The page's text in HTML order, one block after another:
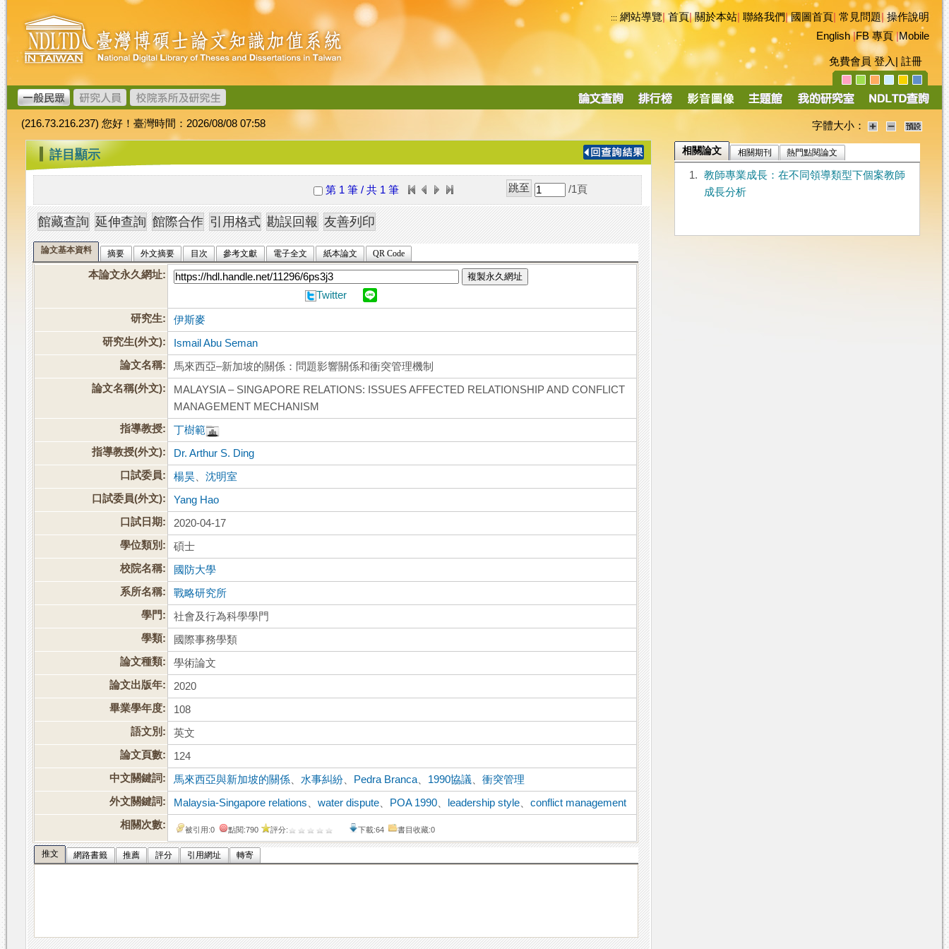
跳
到
主
要
內
容
臺
灣
博
碩
士
論
文
加
值
系
統
::: 網站導覽|首頁|關於本站 聯絡我們|國圖首頁 常見問題|操作說明
English|FB 專頁|Mobile
免費會員 登入 註冊
導
(216.73.216.237) 您好！臺灣時間：2026/08/08 07:58 字體大小：
::: 詳目顯示
第 1 筆 / 共 1 筆 /1 頁
論文基本資料 摘要 外文摘要 目次 參考文獻 電子全文 紙本論文 QR Code
本論文永久網址: 複製永久網址
Twitter
研究生:
伊斯麥
研究生(外文):
Ismail Abu Seman
論文名稱:
馬來西亞–新加坡的關係：問題影響關係和衝突管理機制
論文名稱(外文):
MALAYSIA – SINGAPORE RELATIONS: ISSUES AFFECTED RELATIONSHIP AND CONFLICT
MANAGEMENT MECHANISM
指導教授:
丁樹範
指導教授(外文):
Dr. Arthur S. Ding
口試委員:
楊昊 、沈明室
口試委員(外文):
Yang Hao
口試日期:
2020-04-17
學位類別:
碩士
校院名稱:
國防大學
系所名稱:
戰略研究所
學門:
社會及行為科學學門
學類:
國際事務學類
論文種類:
學術論文
論文出版年:
2020
畢業學年度:
108
語文別:
英文
論文頁數:
124
中文關鍵詞:
馬來西亞與新加坡的關係 水事糾紛 Pedra Branca 1990協議 、衝突管理
外文關鍵詞:
Malaysia-Singapore relations 、water dispute POA 1990 leadership style 、conflict management
相關次數:
被引用:0 點閱:790 評分: 下載:64 書目收藏:0
推文 網路書籤 推薦 評分 引用網址 轉寄
相關論文 相關期刊 熱門點閱論文
1.
教師專業成長：在不同領導類型下個案教師
成長分析